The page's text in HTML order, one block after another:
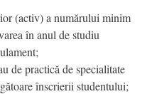
(activ) a numărului minim
în anul de studiu
de practică de specialitate
înscrierii studentului;